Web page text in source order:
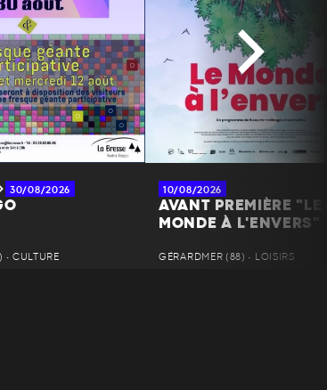
30/08/2026
• CULTURE
10/08/2026
AVANT PREMIÈRE "LE
MONDE À L'ENVERS"
GÉRARDMER (88) • LOISIRS